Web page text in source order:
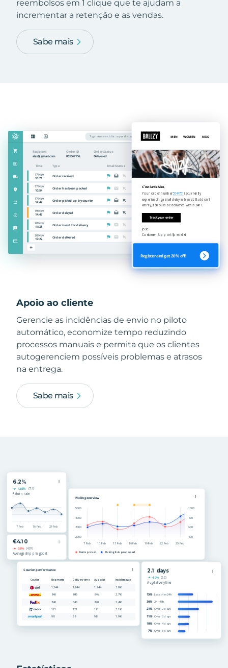
reembolsos em 1 clique que te ajudam a
incrementar a retenção e as vendas.
Sabe mais
Apoio ao cliente
Gerencie as incidências de envio no piloto
automático, economize tempo reduzindo
processos manuais e permita que os clientes
autogerenciem possíveis problemas e atrasos
na entrega.
Sabe mais